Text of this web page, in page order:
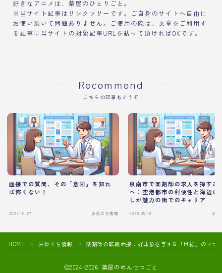
好きなアニメは、薬屋のひとりごと。
※当サイト記事はリンクフリーです。ご自身のサイトへ自由に
お使い頂いて問題ありません。ご使用の際は、文章をご利用す
る記事に当サイトの対象記事URLを貼って頂ければOKです。
Recommend
こちらの記事もどうぞ
面接での質問、その「意図」を知れ
ば怖くない！
2025.10.27 お役立ち情報
泉南市で薬剤師の求人を探すあ
へ：空港都市の利便性と海辺の
しが魅力の街でのキャリア
2025.05.18 お
HOME ＞ お役立ち情報 ＞ 薬剤師の転職面接：好印象を与える「目線」のマナ
2024–2026 薬屋のめんせつごと